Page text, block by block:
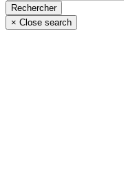
× Close search